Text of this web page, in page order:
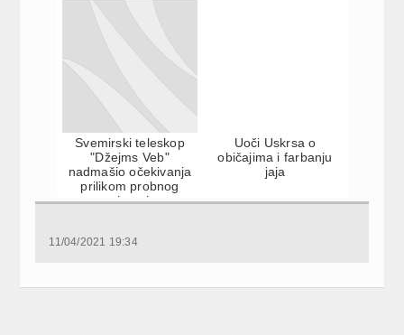
Svemirski teleskop
"Džejms Veb"
nadmašio očekivanja
prilikom probnog
snimanja
Uoči Uskrsa o
običajima i farbanju
jaja
11/04/2021 19:34